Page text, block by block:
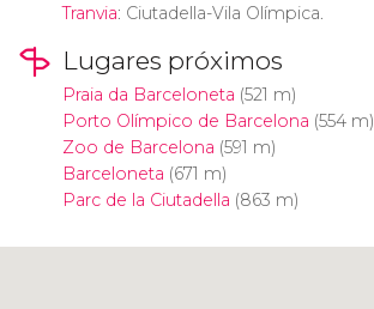
Tranvia: Ciutadella-Vila Olímpica.
Lugares próximos
Praia da Barceloneta (521 m)
Porto Olímpico de Barcelona (554 m)
Zoo de Barcelona (591 m)
Barceloneta (671 m)
Parc de la Ciutadella (863 m)